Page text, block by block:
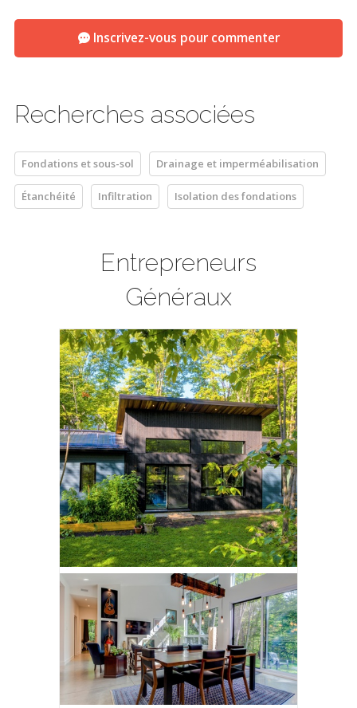
Inscrivez-vous pour commenter
Recherches associées
Fondations et sous-sol Drainage et imperméabilisation
Étanchéité Infiltration Isolation des fondations
Entrepreneurs
Généraux